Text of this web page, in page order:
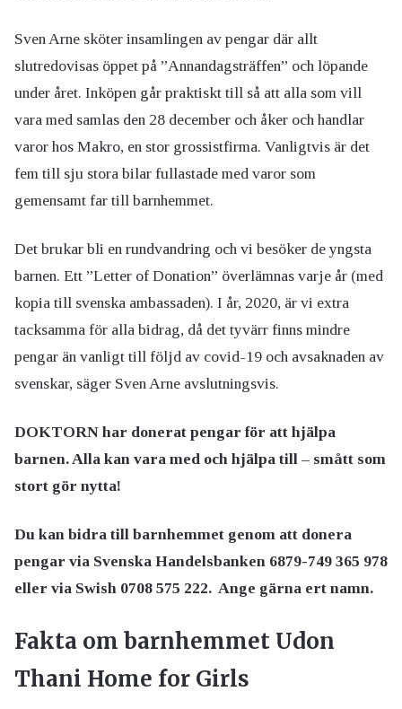
Sven Arne sköter insamlingen av pengar där allt
slutredovisas öppet på ”Annandagsträffen” och löpande
under året. Inköpen går praktiskt till så att alla som vill
vara med samlas den 28 december och åker och handlar
varor hos Makro, en stor grossistfirma. Vanligtvis är det
fem till sju stora bilar fullastade med varor som
gemensamt far till barnhemmet.
Det brukar bli en rundvandring och vi besöker de yngsta
barnen. Ett ”Letter of Donation” överlämnas varje år (med
kopia till svenska ambassaden). I år, 2020, är vi extra
tacksamma för alla bidrag, då det tyvärr finns mindre
pengar än vanligt till följd av covid-19 och avsaknaden av
svenskar, säger Sven Arne avslutningsvis.
DOKTORN har donerat pengar för att hjälpa
barnen. Alla kan vara med och hjälpa till – smått som
stort gör nytta!
Du kan bidra till barnhemmet genom att donera
pengar via Svenska Handelsbanken 6879-749 365 978
eller via Swish 0708 575 222. Ange gärna ert namn.
Fakta om barnhemmet Udon
Thani Home for Girls